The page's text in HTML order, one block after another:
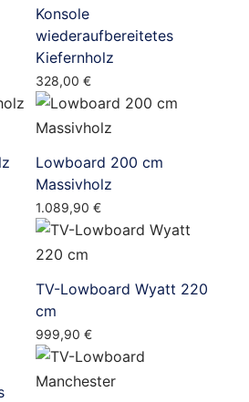
Konsole
wiederaufbereitetes
Kiefernholz
328,00 €
Lowboard 200 cm
Massivholz
1.089,90 €
TV-Lowboard Wyatt 220
cm
999,90 €